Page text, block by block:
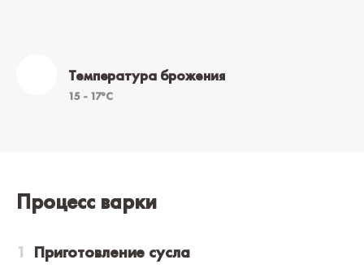
Температура брожения
15 - 17°C
Процесс варки
Приготовление сусла